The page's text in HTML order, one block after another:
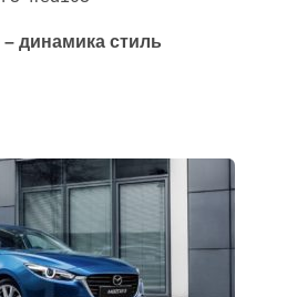
динамика стиль